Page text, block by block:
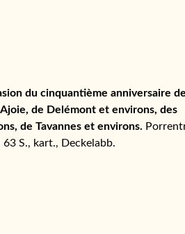
du cinquantième anniversaire
de Delémont et environs, des
de Tavannes et environs.
S., kart., Deckelabb.